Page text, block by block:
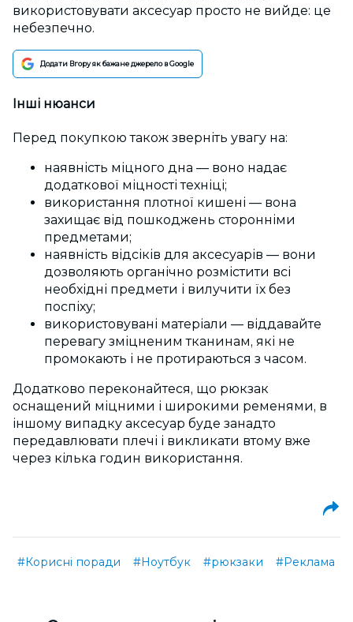
використовувати аксесуар просто не вийде: це
небезпечно.
Додати Вгору як бажане джерело в Google
Інші нюанси
Перед покупкою також зверніть увагу на:
наявність міцного дна — воно надає
додаткової міцності техніці;
використання плотної кишені — вона
захищає від пошкоджень сторонніми
предметами;
наявність відсіків для аксесуарів — вони
дозволяють органічно розмістити всі
необхідні предмети і вилучити їх без
поспіху;
використовувані матеріали — віддавайте
перевагу зміцненим тканинам, які не
промокають і не протираються з часом.
Додатково переконайтеся, що рюкзак
оснащений міцними і широкими ременями, в
іншому випадку аксесуар буде занадто
передавлювати плечі і викликати втому вже
через кілька годин використання.
#Корисні поради #Ноутбук #рюкзаки #Реклама